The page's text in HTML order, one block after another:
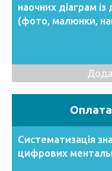
наочних діаграм
(фото, малюнки,
Систематизація
цифрових